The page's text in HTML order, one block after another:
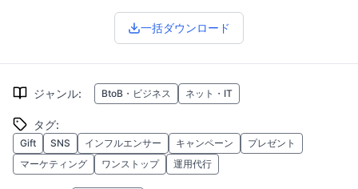
一括ダウンロード
ジャンル: BtoB・ビジネス ネット・IT
タグ:
Gift SNS インフルエンサー キャンペーン
プレゼント
マーケティング
ワンストップ 運用代行